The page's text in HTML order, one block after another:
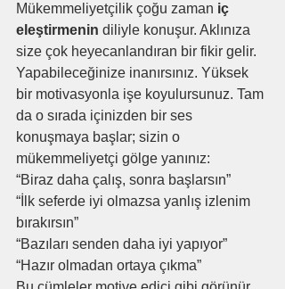
Mükemmeliyetçilik çoğu zaman iç
eleştirmenin diliyle konuşur. Aklınıza
size çok heyecanlandıran bir fikir gelir.
Yapabileceğinize inanırsınız. Yüksek
bir motivasyonla işe koyulursunuz. Tam
da o sırada içinizden bir ses
konuşmaya başlar; sizin o
mükemmeliyetçi gölge yanınız:
“Biraz daha çalış, sonra başlarsın”
“İlk seferde iyi olmazsa yanlış izlenim
bırakırsın”
“Bazıları senden daha iyi yapıyor”
“Hazır olmadan ortaya çıkma”